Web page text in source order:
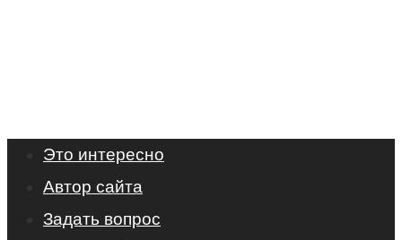
Это интересно
Автор сайта
Задать вопрос